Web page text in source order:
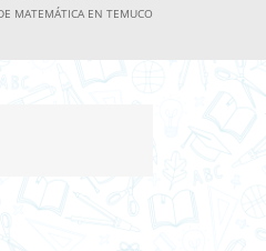
MATEMÁTICA EN TEMUCO